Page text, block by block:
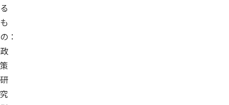
る
も
の：
政
策
研
究